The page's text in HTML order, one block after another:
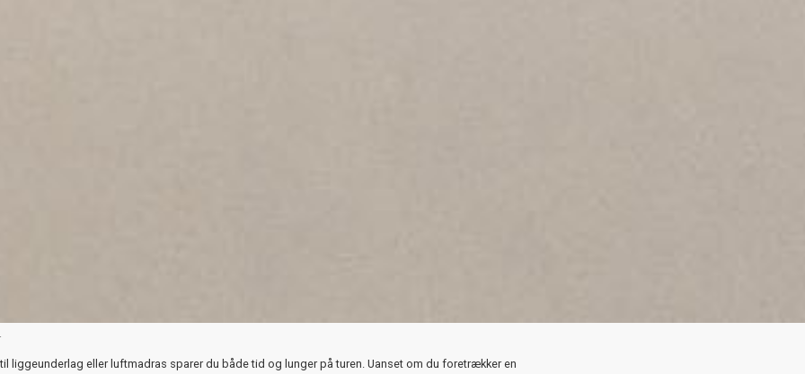
liggeunderlag eller luftmadras sparer du både tid og lunger på turen. Uanset om du foretrækker en